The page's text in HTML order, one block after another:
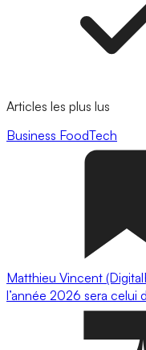
Articles les plus lus
Business FoodTech
Matthieu Vincent
l’année 2026 sera celui